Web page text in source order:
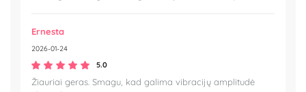
Ernesta
2026-01-24
5.0
Žiauriai geras. Smagu, kad galima vibracijų amplitudė